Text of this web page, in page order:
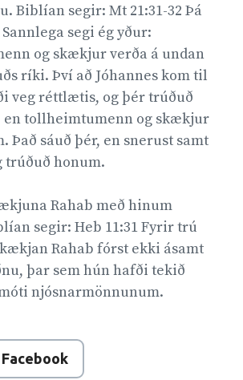
Biblían segir: Mt 21:31-32 Þá
segi ég yður:
og skækjur verða á undan
ríki. Því að Jóhannes kom til
veg réttlætis, og þér trúðuð
en tollheimtumenn og skækjur
Það sáuð þér, en snerust samt
honum.
Rahab með hinum
segir: Heb 11:31 Fyrir trú
Rahab fórst ekki ásamt
þar sem hún hafði tekið
njósnarmönnunum.